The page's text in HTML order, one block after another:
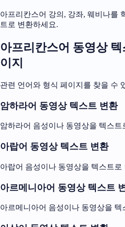
아프리칸스어 강의, 강좌, 웨비나를
트로 변환하세요.
아프리칸스어 동영상 텍
이지
관련 언어와 형식 페이지를 찾을 수
암하라어 동영상 텍스트 변환
암하라어 음성이나 동영상을 텍스트
아랍어 동영상 텍스트 변환
아랍어 음성이나 동영상을 텍스트로
아르메니아어 동영상 텍스트
아르메니아어 음성이나 동영상을